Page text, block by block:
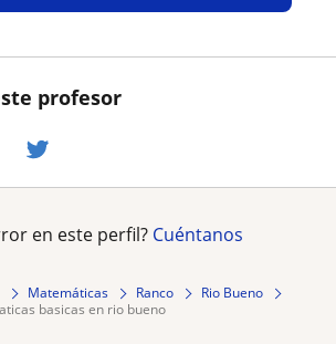
profesor
en este perfil? Cuéntanos
Matemáticas Ranco
Rio Bueno
basicas en rio bueno